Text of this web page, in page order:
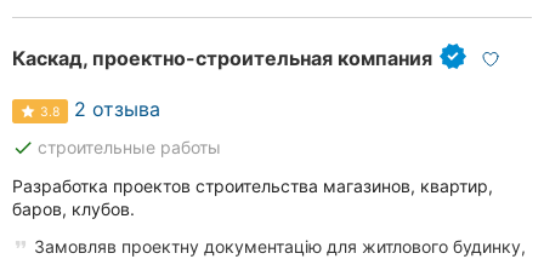
Каскад, проектно-строительная компания
3.8 2 отзыва
done строительные работы
Разработка проектов строительства магазинов, квартир,
баров, клубов.
Замовляв проектну документацію для житлового будинку,